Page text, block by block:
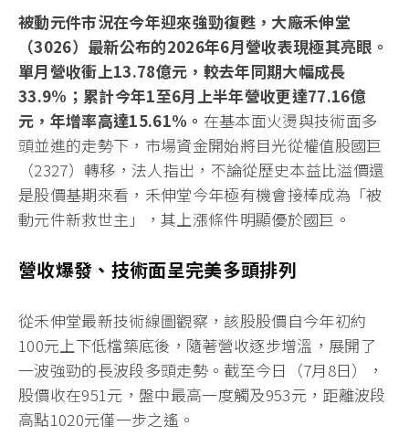
被動元件市況在今年迎來強勁復甦，大廠禾伸堂
（3026）最新公布的2026年6月營收表現極其亮眼。
單月營收衝上13.78億元，較去年同期大幅成長
33.9%；累計今年1至6月上半年營收更達77.16億
元，年增率高達15.61%。 在基本面火燙與技術面多
頭並進的走勢下，市場資金開始將目光從權值股國巨
（2327）轉移，法人指出，不論從歷史本益比溢價還
是股價基期來看，禾伸堂今年極有機會接棒成為「被
動元件新救世主」，其上漲條件明顯優於國巨。
營收爆發、技術面呈完美多頭排列
從禾伸堂最新技術線圖觀察，該股股價自今年初約
100元上下低檔築底後，隨著營收逐步增溫，展開了
一波強勁的長波段多頭走勢。截至今日（7月8日），
股價收在951元，盤中最高一度觸及953元，距離波段
高點1020元僅一步之遙。